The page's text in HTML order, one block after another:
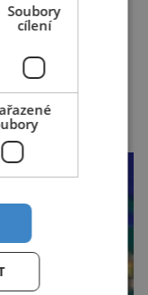
Soubory
cílení